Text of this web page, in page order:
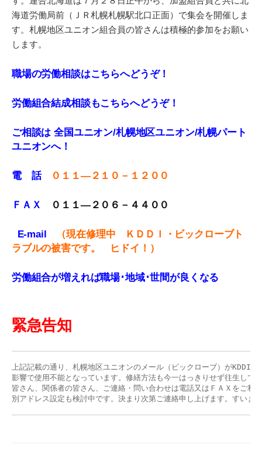
海道労働局前（ＪＲ札幌札幌駅北口正面）で集会を開催しま
す。札幌地区ユニオン組合員の皆さんは積極的参加をお願い
します。
職場の労働相談はこちらへどうぞ！
労働組合結成相談もこちらへどうぞ！
ご相談は 全国ユニオン/札幌地区ユニオン/札幌パート
ユニオンへ！
電 話 ０１１—２１０－１２００
ＦＡＸ ０１１—２０６－４４００
E-mail （現在修理中 ＫＤＤＩ・ビックローブト
ラブルの被害です。 ヒドイ！）
労働組合が増えれば職場･地域･世間が良くなる
緊急告知
上記記載の通り、札幌地区ユニオンのメール（ビックローブ）がKDDI発
影響で使用不能となっています。修繕方法も今一はっきりせず往生して
皆さん、関係者の皆さん、ご連絡・問い合わせは電話又はＦＡＸをご利
別アドレス設定も検討中です。決まり次第ご連絡申し上げます。すいま